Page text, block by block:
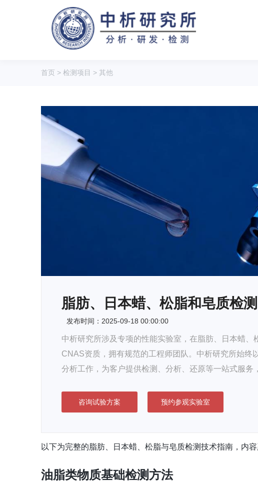
首页 > 检测项目 > 其他
脂肪、日本蜡、松脂和皂质检测
发布时间：2025-09-18 00:00:00
中析研究所涉及专项的性能实验室，在脂肪、日本蜡
CNAS资质，拥有规范的工程师团队。中析研究所始
分析工作，为客户提供检测、分析、还原等一站式服务
咨询试验方案 预约参观实验室
以下为完整的脂肪、日本蜡、松脂与皂质检测技术指南，内
油脂类物质基础检测方法